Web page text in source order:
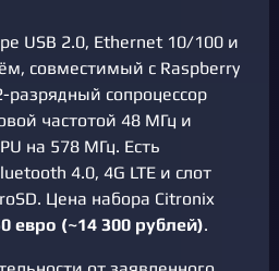
USB 2.0, Ethernet 10/100 и
совместимый с Raspberry
разрядный сопроцессор
частотой 48 МГц и
на 578 МГц. Есть
4.0, 4G LTE и слот
Цена набора Citronix
евро (~14 300 рублей).